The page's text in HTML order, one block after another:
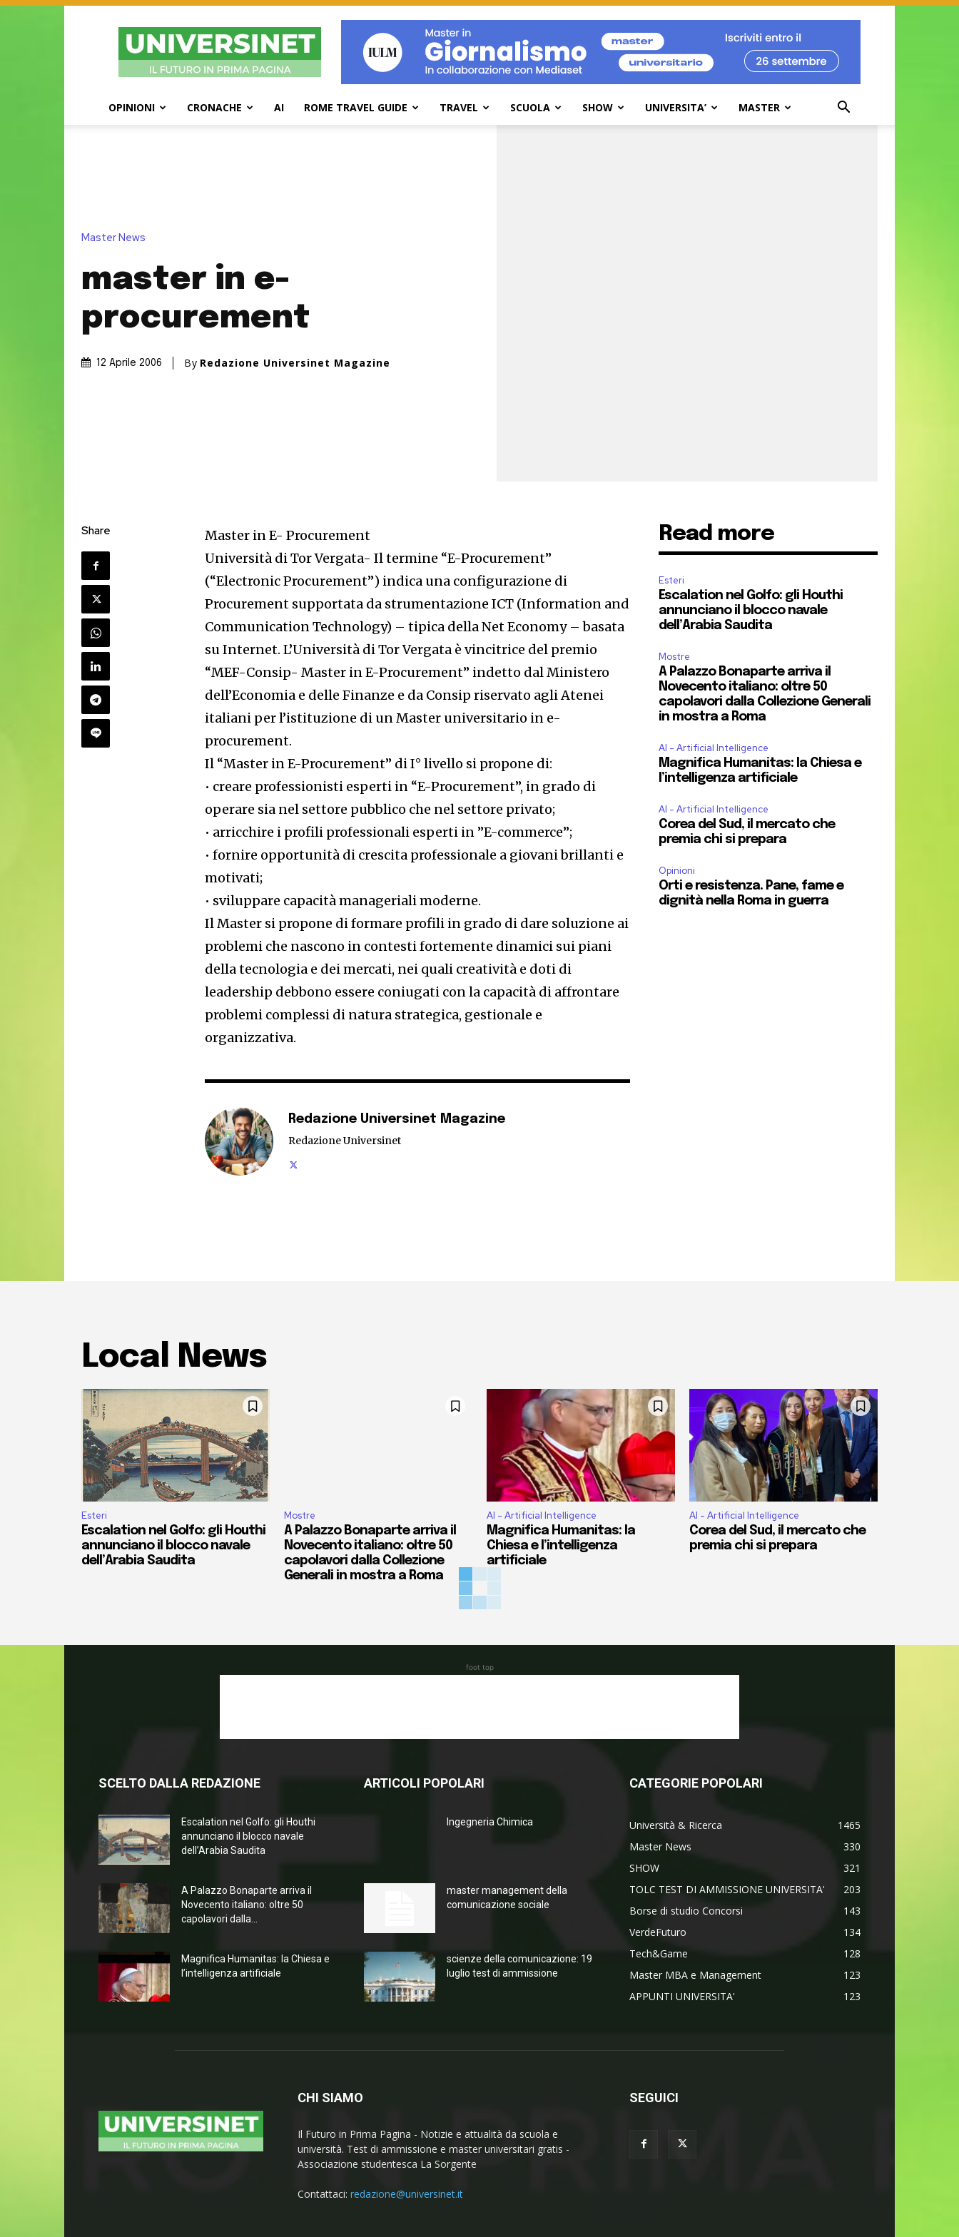
UniversiNet
Magazine
OPINIONI CRONACHE AI ROME TRAVEL GUIDE TRAVEL SCUOLA SHOW UNIVERSITA’ MASTER
Master News
master in e-
procurement
12 Aprile 2006 By Redazione Universinet Magazine
Share
Master in E- Procurement
Università di Tor Vergata- Il termine “E-Procurement”
(“Electronic Procurement”) indica una configurazione di
Procurement supportata da strumentazione ICT (Information and
Communication Technology) – tipica della Net Economy – basata
su Internet. L’Università di Tor Vergata è vincitrice del premio
“MEF-Consip- Master in E-Procurement” indetto dal Ministero
dell’Economia e delle Finanze e da Consip riservato agli Atenei
italiani per l’istituzione di un Master universitario in e-
procurement.
Il “Master in E-Procurement” di I° livello si propone di:
• creare professionisti esperti in “E-Procurement”, in grado di
operare sia nel settore pubblico che nel settore privato;
• arricchire i profili professionali esperti in ”E-commerce”;
• fornire opportunità di crescita professionale a giovani brillanti e
motivati;
• sviluppare capacità manageriali moderne.
Il Master si propone di formare profili in grado di dare soluzione ai
problemi che nascono in contesti fortemente dinamici sui piani
della tecnologia e dei mercati, nei quali creatività e doti di
leadership debbono essere coniugati con la capacità di affrontare
problemi complessi di natura strategica, gestionale e
organizzativa.
Redazione Universinet Magazine
Redazione Universinet
Read more
Esteri
Escalation nel Golfo: gli Houthi
annunciano il blocco navale
dell’Arabia Saudita
Mostre
A Palazzo Bonaparte arriva il
Novecento italiano: oltre 50
capolavori dalla Collezione Generali
in mostra a Roma
AI - Artificial Intelligence
Magnifica Humanitas: la Chiesa e
l’intelligenza artificiale
AI - Artificial Intelligence
Corea del Sud, il mercato che
premia chi si prepara
Opinioni
Orti e resistenza. Pane, fame e
dignità nella Roma in guerra
Local News
Esteri
Escalation nel Golfo: gli Houthi
annunciano il blocco navale
dell’Arabia Saudita
Mostre
A Palazzo Bonaparte arriva il
Novecento italiano: oltre 50
capolavori dalla Collezione
Generali in mostra a Roma
AI - Artificial Intelligence
Magnifica Humanitas: la
Chiesa e l’intelligenza
artificiale
AI - Artificial Intelligence
Corea del Sud, il mercato che
premia chi si prepara
foot top
SCELTO DALLA REDAZIONE
Escalation nel Golfo: gli Houthi
annunciano il blocco navale
dell’Arabia Saudita
A Palazzo Bonaparte arriva il
Novecento italiano: oltre 50
capolavori dalla...
Magnifica Humanitas: la Chiesa e
l’intelligenza artificiale
ARTICOLI POPOLARI
Ingegneria Chimica
master management della
comunicazione sociale
scienze della comunicazione: 19
luglio test di ammissione
CATEGORIE POPOLARI
Università & Ricerca
1465
Master News
330
SHOW
321
TOLC TEST DI AMMISSIONE UNIVERSITA'
203
Borse di studio Concorsi
143
VerdeFuturo
134
Tech&Game
128
Master MBA e Management
123
APPUNTI UNIVERSITA'
123
CHI SIAMO
Il Futuro in Prima Pagina - Notizie e attualità da scuola e
università. Test di ammissione e master universitari gratis -
Associazione studentesca La Sorgente
Contattaci: redazione@universinet.it
SEGUICI